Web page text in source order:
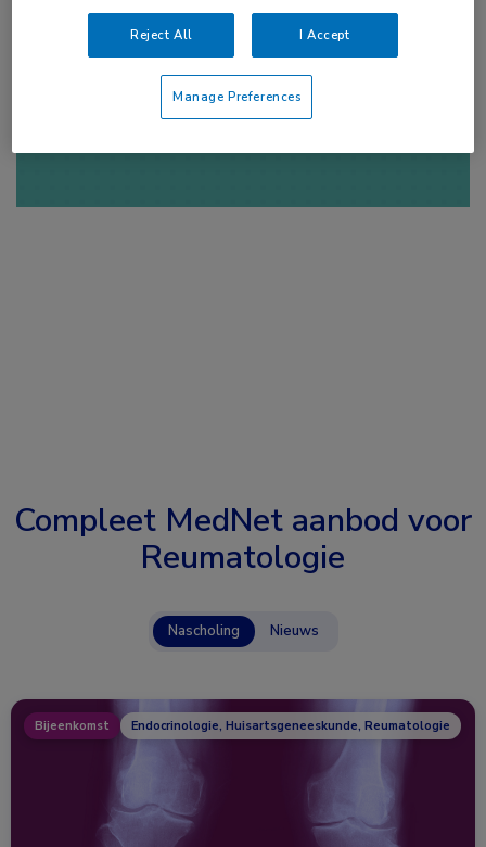
toegang te krijgen.
ofAccount maken
Compleet MedNet aanbod voor
Reumatologie
Nascholing Nieuws
Bijeenkomst Endocrinologie, Huisartsgeneeskunde, Reumatologie
Reject All I Accept
Manage Preferences